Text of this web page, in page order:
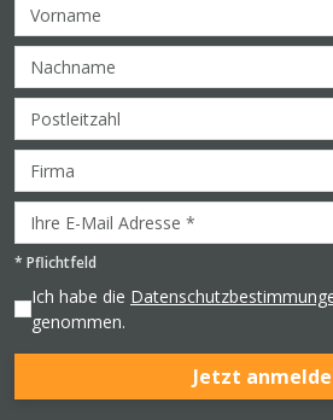
* Pflichtfeld
Ich habe die
genommen.
Jetzt